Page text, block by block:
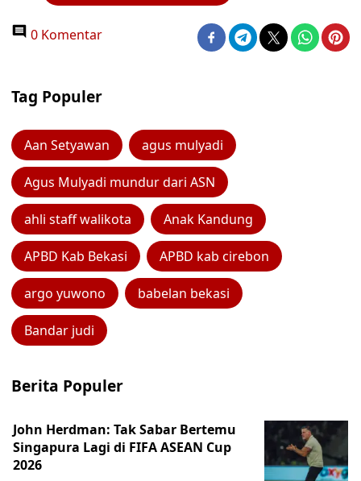
0 Komentar
Tag Populer
Aan Setyawan agus mulyadi
Agus Mulyadi mundur dari ASN
ahli staff walikota Anak Kandung
APBD Kab Bekasi APBD kab cirebon
argo yuwono babelan bekasi
Bandar judi
Berita Populer
John Herdman: Tak Sabar Bertemu
Singapura Lagi di FIFA ASEAN Cup
2026